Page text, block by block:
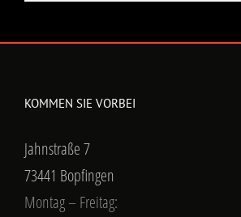
KOMMEN SIE VORBEI
Jahnstraße 7
73441 Bopfingen
Montag – Freitag: